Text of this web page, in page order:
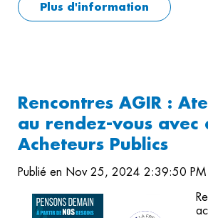
Plus d'information
Rencontres AGIR :
au rendez-vous avec
Acheteurs Publics
Publié en Nov 25, 2024 2:39:50 PM